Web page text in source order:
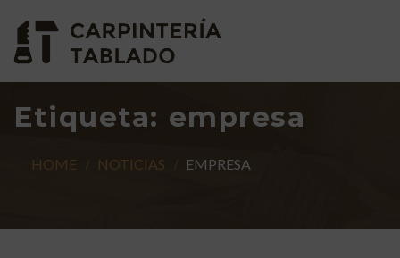
Etiqueta: empresa
HOME NOTICIAS EMPRESA